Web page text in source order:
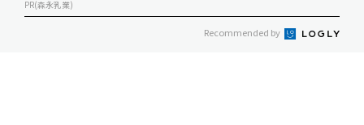
PR(森永乳業)
Recommended by